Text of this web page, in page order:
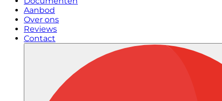
Aanbod
Over ons
Reviews
Contact